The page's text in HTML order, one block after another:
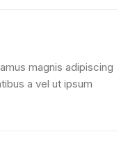
magnis adipiscing
a vel ut ipsum